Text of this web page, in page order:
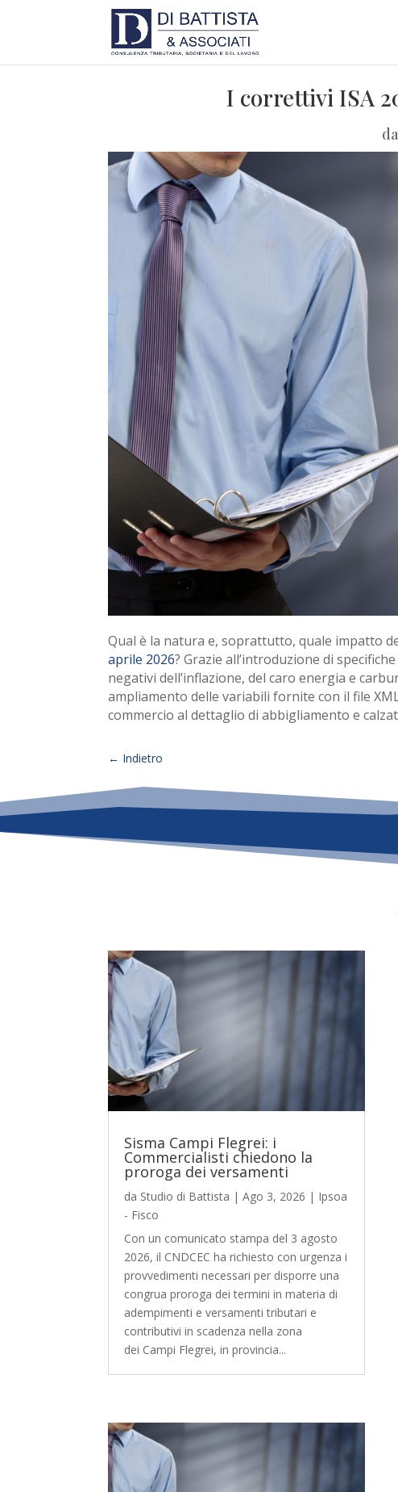
I correttivi ISA
da
Qual è la natura e, soprattutto, quale impatto
aprile 2026? Grazie all’introduzione di
negativi dell’inflazione, del caro energia e
ampliamento delle variabili fornite con il file
commercio al dettaglio di abbigliamento e
← Indietro
Sisma Campi Flegrei: i
Commercialisti chiedono la
proroga dei versamenti
da Studio di Battista |Ago 3, 2026 | Ipsoa
- Fisco
Con un comunicato stampa del 3 agosto
2026, il CNDCEC ha richiesto con urgenza i
provvedimenti necessari per disporre una
congrua proroga dei termini in materia di
adempimenti e versamenti tributari e
contributivi in scadenza nella zona
dei Campi Flegrei, in provincia...